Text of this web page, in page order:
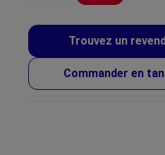
Trouvez un
Commander en